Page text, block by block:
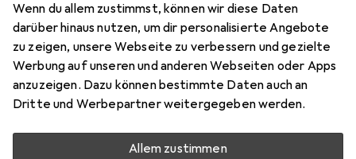
Wenn du allem zustimmst, können wir diese Daten
darüber hinaus nutzen, um dir personalisierte Angebote
zu zeigen, unsere Webseite zu verbessern und gezielte
Werbung auf unseren und anderen Webseiten oder Apps
anzuzeigen. Dazu können bestimmte Daten auch an
Dritte und Werbepartner weitergegeben werden.
Allem zustimmen
Bilderwürfel
Hier findest du passendes Zubehör zum Produkt Eichhorn
Bilderwürfel.
Relevanz
Produktliste
Keine Produkte gefunden